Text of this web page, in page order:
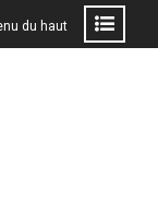
du haut